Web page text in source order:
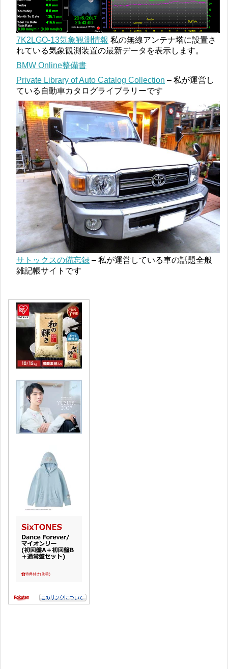
7K2LGO-13気象観測情報 私の無線アンテナ塔に設置さ
れている気象観測装置の最新データを表示します。
BMW Online整備書
Private Library of Auto Catalog Collection – 私が運営し
ている自動車カタログライブラリーです
サトックスの備忘録 – 私が運営している車の話題全般
雑記帳サイトです